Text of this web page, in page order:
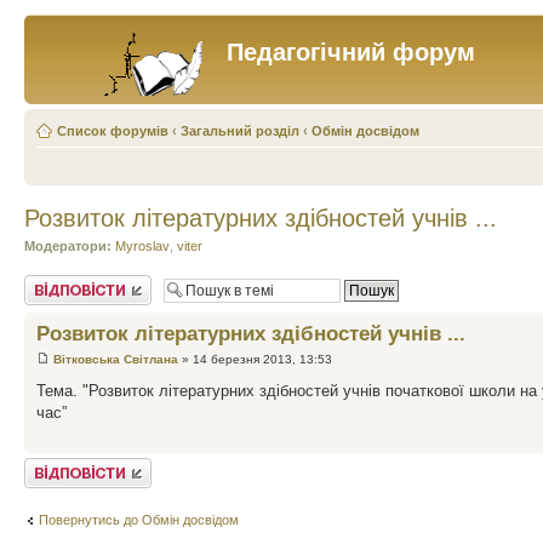
Педагогічний форум
Список форумів ‹ Загальний розділ ‹ Обмін досвідом
Розвиток літературних здібностей учнів ...
Модератори: Myroslav viter
Відповісти
Розвиток літературних здібностей учнів ...
Вітковська Світлана » 14 березня 2013, 13:53
Тема. "Розвиток літературних здібностей учнів початкової школи
час”
Відповісти
Повернутись до Обмін досвідом